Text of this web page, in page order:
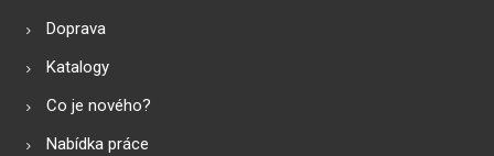
Doprava
Katalogy
Co je nového?
Nabídka práce